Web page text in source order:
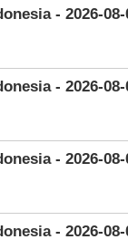
- 2026-08-
- 2026-08-
- 2026-08-
- 2026-08-